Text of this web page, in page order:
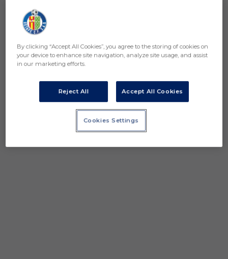
By clicking “Accept All Cookies”, you agree to the storing of cookies on
your device to enhance site navigation, analyze site usage, and assist
in our marketing efforts.
Reject All Accept All Cookies
Cookies Settings